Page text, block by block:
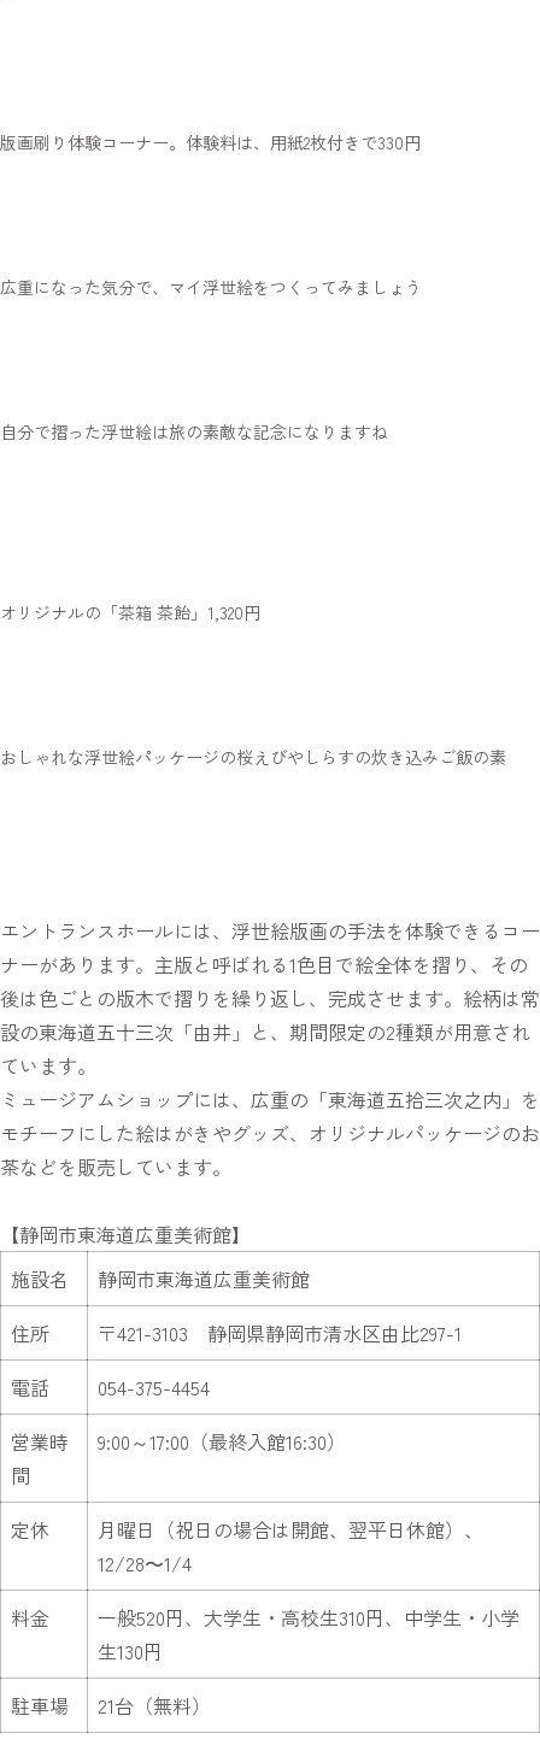
版画刷り体験コーナー。体験料は、用紙2枚付きで330円
広重になった気分で、マイ浮世絵をつくってみましょう
自分で摺った浮世絵は旅の素敵な記念になりますね
オリジナルの「茶箱 茶飴」1,320円
おしゃれな浮世絵パッケージの桜えびやしらすの炊き込みご飯の素
エントランスホールには、浮世絵版画の手法を体験できるコー
ナーがあります。主版と呼ばれる1色目で絵全体を摺り、その
後は色ごとの版木で摺りを繰り返し、完成させます。絵柄は常
設の東海道五十三次「由井」と、期間限定の2種類が用意され
ています。
ミュージアムショップには、広重の「東海道五拾三次之内」を
モチーフにした絵はがきやグッズ、オリジナルパッケージのお
茶などを販売しています。
【静岡市東海道広重美術館】
施設名
静岡市東海道広重美術館
住所
〒421-3103 静岡県静岡市清水区由比297-1
電話
054-375-4454
営業時
間
9:00～17:00（最終入館16:30）
定休
月曜日（祝日の場合は開館、翌平日休館）、
12/28〜1/4
料金
一般520円、大学生・高校生310円、中学生・小学
生130円
駐車場
21台（無料）